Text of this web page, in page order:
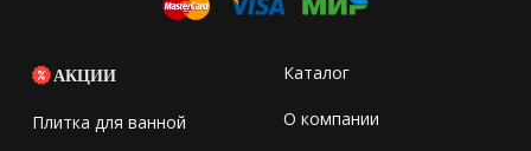
АКЦИИ
Плитка для ванной
Каталог
О компании